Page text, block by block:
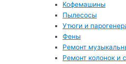
Кофемашины
Пылесосы
Утюги и
Фены
Ремонт
Ремонт колонок и